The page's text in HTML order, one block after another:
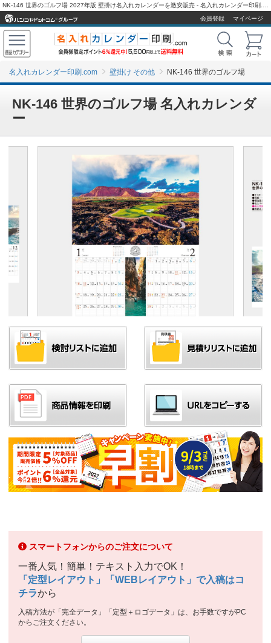
会員登録
マイページ
名入れカレンダー印刷.com 壁掛け その他 NK-146 世界のゴルフ場
NK-146 世界のゴルフ場 名入れカレンダ
ー
スマートフォンからのご注文について
一番人気！簡単！テキスト入力でOK！
「定型レイアウト」「WEBレイアウト」で入稿はコ
チラから
入稿方法が「完全データ」「定型＋ロゴデータ」は、お手数ですがPC
からご注文ください。